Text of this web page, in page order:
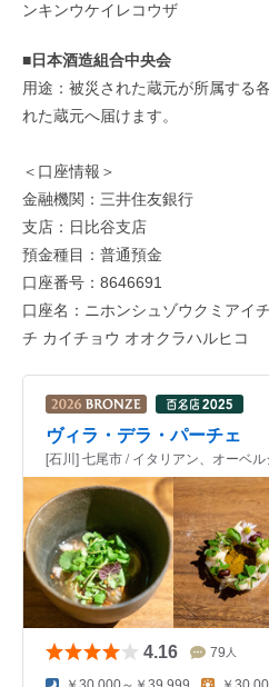
ンキンウケイレコウザ
■日本酒造組合中央会
用途：被災された蔵元が所属する
れた蔵元へ届けます。
＜口座情報＞
金融機関：三井住友銀行
支店：日比谷支店
預金種目：普通預金
口座番号：8646691
口座名：ニホンシュゾウクミアイ
チ カイチョウ オオクラハルヒコ
ヴィラ・デラ・パーチェ
[石川] 七尾市 / イタリアン、オーベル
4.16 79 人